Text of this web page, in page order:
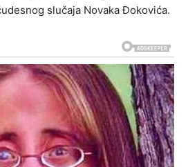
slučaja Novaka Đokovića.